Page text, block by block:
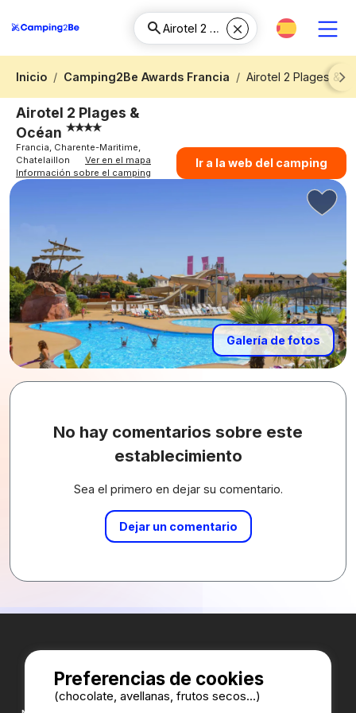
Inicio Camping2Be Awards Francia
Airotel 2 Plages &
Next
Airotel 2 Plages &
Océan
Francia, Charente-Maritime,
Chatelaillon
Ver en el mapa
Información sobre el camping
Ir a la web del camping
Galería de fotos
No hay comentarios sobre este
establecimiento
Sea el primero en dejar su comentario.
Dejar un comentario
Preferencias de cookies
(chocolate, avellanas, frutos secos...)